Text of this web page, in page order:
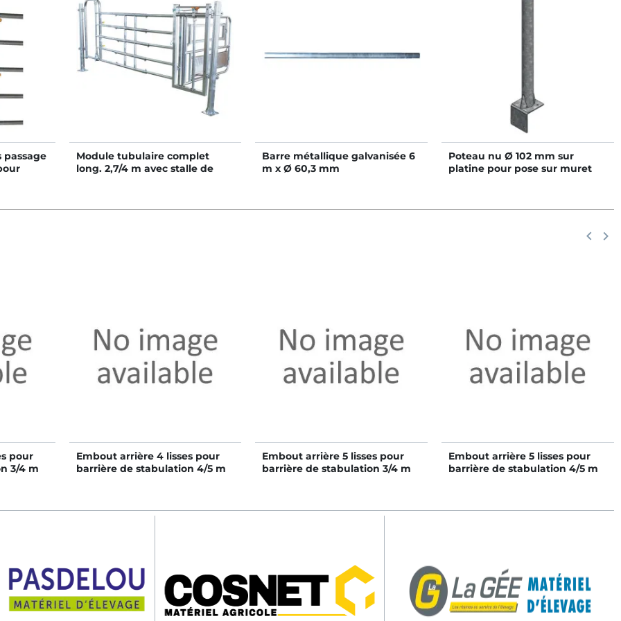
passage
Module tubulaire complet
long. 2,7/4 m avec stalle de
Barre métallique galvanisée 6
m x Ø 60,3 mm
Poteau nu Ø 102 mm sur
platine pour pose sur muret
keyboard_arrow_left keyboard_arrow_right
pour
3/4 m
Embout arrière 4 lisses pour
barrière de stabulation 4/5 m
Embout arrière 5 lisses pour
barrière de stabulation 3/4 m
Embout arrière 5 lisses pour
barrière de stabulation 4/5 m